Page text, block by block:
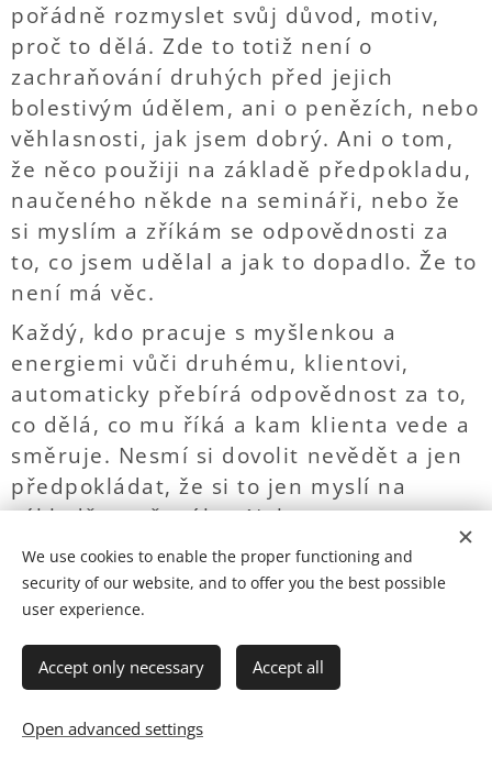
pořádně rozmyslet svůj důvod, motiv,
proč to dělá. Zde to totiž není o
zachraňování druhých před jejich
bolestivým údělem, ani o penězích, nebo
věhlasnosti, jak jsem dobrý. Ani o tom,
že něco použiji na základě předpokladu,
naučeného někde na semináři, nebo že
si myslím a zříkám se odpovědnosti za
to, co jsem udělal a jak to dopadlo. Že to
není má věc.
Každý, kdo pracuje s myšlenkou a
energiemi vůči druhému, klientovi,
automaticky přebírá odpovědnost za to,
co dělá, co mu říká a kam klienta vede a
směruje. Nesmí si dovolit nevědět a jen
předpokládat, že si to jen myslí na
základě naučeného. Nebo pouze na
základě toho, co mu sám klient říká.
Nesmí si dovolit použít energii, aniž by
věděl, co je to za energii, co dělá, co
umí, jak funguje a zda se smí v té chvíli
použít či nikoliv. Zde se totiž nepracuje s
myslím, že to je. Dle nějakého
We use cookies to enable the proper functioning and
security of our website, and to offer you the best possible
user experience.
Accept only necessary Accept all
Open advanced settings